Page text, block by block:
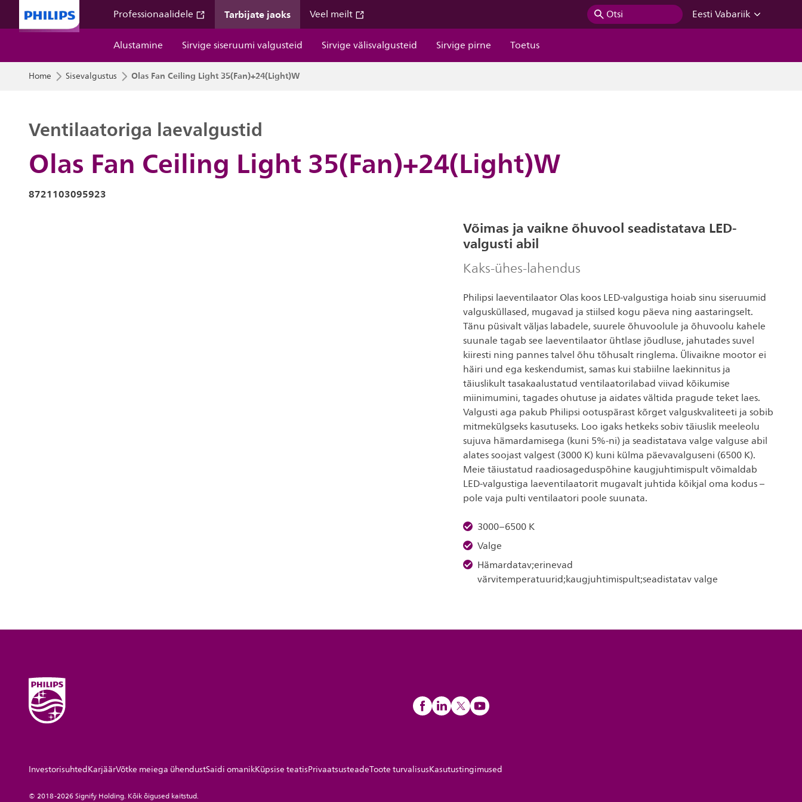
Professionaalidele Tarbijate jaoks Veel meilt Otsi
Eesti Vabariik
Alustamine
Sirvige siseruumi valgusteid Sirvige välisvalgusteid Sirvige pirne Toetus
Home Sisevalgustus Olas Fan Ceiling Light 35(Fan)+24(Light)W
Olas Fan Ceiling Light 35(Fan)+24(Light)W
Ventilaatoriga laevalgustid
8721103095923
Võimas ja vaikne õhuvool seadistatava LED-
valgusti abil
Kaks-ühes-lahendus
Philipsi laeventilaator Olas koos LED-valgustiga hoiab sinu siseruumid
valgusküllased, mugavad ja stiilsed kogu päeva ning aastaringselt.
Tänu püsivalt väljas labadele, suurele õhuvoolule ja õhuvoolu kahele
suunale tagab see laeventilaator ühtlase jõudluse, jahutades suvel
kiiresti ning pannes talvel õhu tõhusalt ringlema. Ülivaikne mootor ei
häiri und ega keskendumist, samas kui stabiilne laekinnitus ja
täiuslikult tasakaalustatud ventilaatorilabad viivad kõikumise
miinimumini, tagades ohutuse ja aidates vältida pragude teket laes.
Valgusti aga pakub Philipsi ootuspärast kõrget valguskvaliteeti ja sobib
mitmekülgseks kasutuseks. Loo igaks hetkeks sobiv täiuslik meeleolu
sujuva hämardamisega (kuni 5%-ni) ja seadistatava valge valguse abil
alates soojast valgest (3000 K) kuni külma päevavalguseni (6500 K).
Meie täiustatud raadiosageduspõhine kaugjuhtimispult võimaldab
LED-valgustiga laeventilaatorit mugavalt juhtida kõikjal oma kodus –
pole vaja pulti ventilaatori poole suunata.
3000–6500 K
Valge
Hämardatav;erinevad
värvitemperatuurid;kaugjuhtimispult;seadistatav valge
InvestorisuhtedKarjäärVõtke meiega ühendustSaidi omanikKüpsise teatisPrivaatsusteadeToote turvalisusKasutustingimused
© 2018-2026 Signify Holding. Kõik õigused kaitstud.